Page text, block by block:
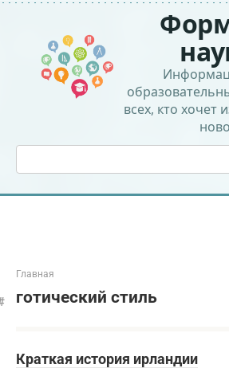
Перейти
контенту
всех, кто хочет
Поиск:
Главная
готический стиль
Краткая история ирландии